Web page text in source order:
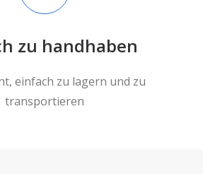
zu handhaben
einfach zu lagern und zu
transportieren